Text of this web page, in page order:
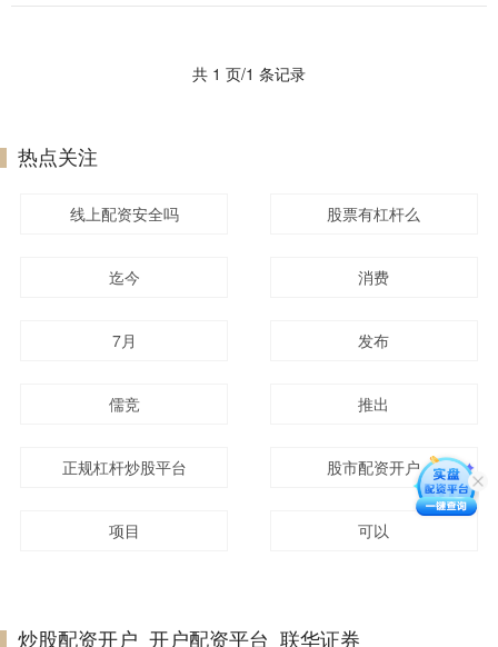
共 1 页/1 条记录
热点关注
线上配资安全吗 股票有杠杆么
迄今 消费
7月 发布
儒竞 推出
正规杠杆炒股平台 股市配资开户
项目 可以
炒股配资开户_开户配资平台_联华证券